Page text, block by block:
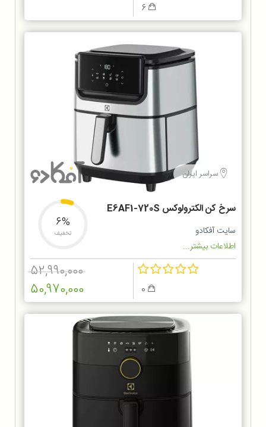
سراسر ایران
سرخ کن الکترولوکس E6AF1-720S
سایت آفکادو
اطلاعات بیشتر...
6%
تخفیف
52,990,000
50,970,000